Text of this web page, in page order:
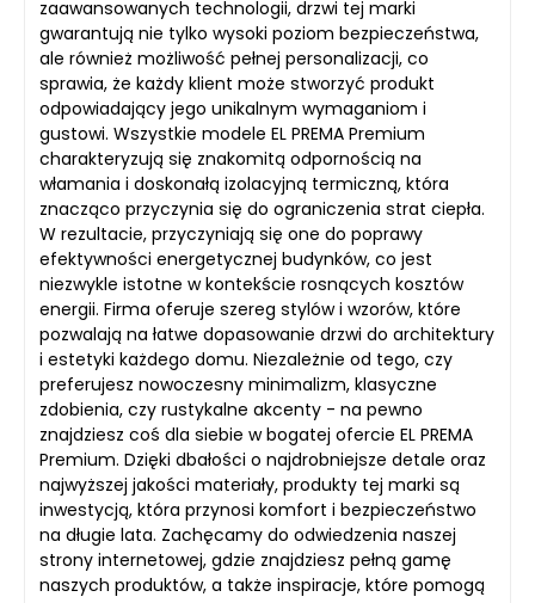
zaawansowanych technologii, drzwi tej marki
gwarantują nie tylko wysoki poziom bezpieczeństwa,
ale również możliwość pełnej personalizacji, co
sprawia, że każdy klient może stworzyć produkt
odpowiadający jego unikalnym wymaganiom i
gustowi. Wszystkie modele EL PREMA Premium
charakteryzują się znakomitą odpornością na
włamania i doskonałą izolacyjną termiczną, która
znacząco przyczynia się do ograniczenia strat ciepła.
W rezultacie, przyczyniają się one do poprawy
efektywności energetycznej budynków, co jest
niezwykle istotne w kontekście rosnących kosztów
energii. Firma oferuje szereg stylów i wzorów, które
pozwalają na łatwe dopasowanie drzwi do architektury
i estetyki każdego domu. Niezależnie od tego, czy
preferujesz nowoczesny minimalizm, klasyczne
zdobienia, czy rustykalne akcenty - na pewno
znajdziesz coś dla siebie w bogatej ofercie EL PREMA
Premium. Dzięki dbałości o najdrobniejsze detale oraz
najwyższej jakości materiały, produkty tej marki są
inwestycją, która przynosi komfort i bezpieczeństwo
na długie lata. Zachęcamy do odwiedzenia naszej
strony internetowej, gdzie znajdziesz pełną gamę
naszych produktów, a także inspiracje, które pomogą